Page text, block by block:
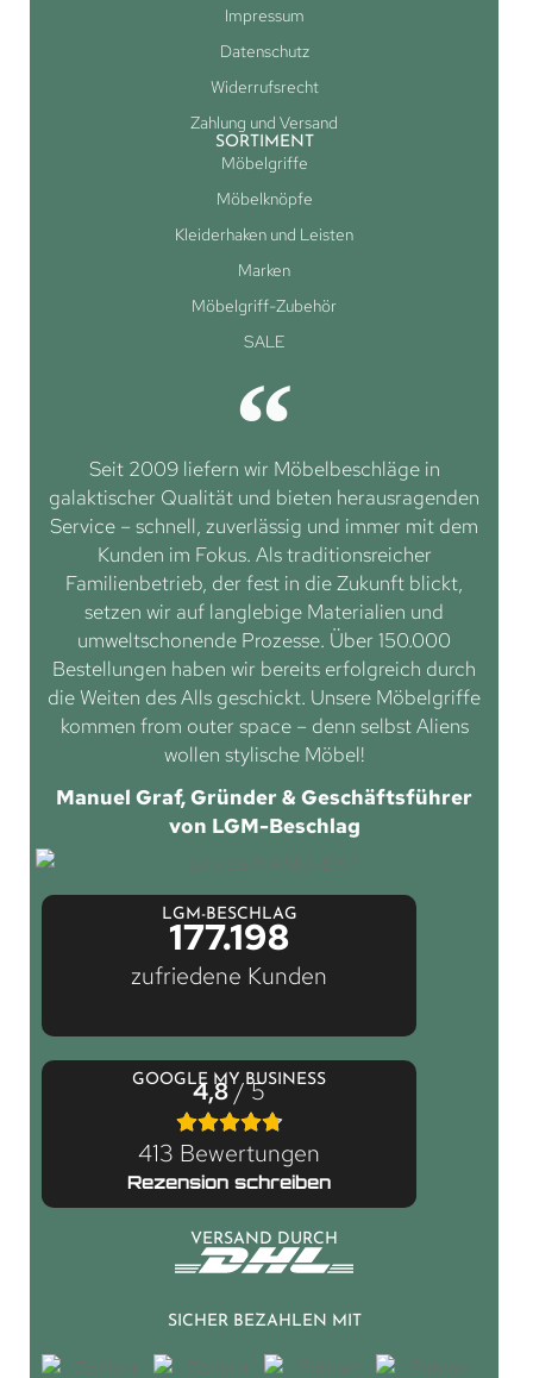
Impressum
Datenschutz
Widerrufsrecht
Zahlung und Versand
SORTIMENT
Möbelgriffe
Möbelknöpfe
Kleiderhaken und Leisten
Marken
Möbelgriff-Zubehör
SALE
Seit 2009 liefern wir Möbelbeschläge in
galaktischer Qualität und bieten herausragenden
Service – schnell, zuverlässig und immer mit dem
Kunden im Fokus. Als traditionsreicher
Familienbetrieb, der fest in die Zukunft blickt,
setzen wir auf langlebige Materialien und
umweltschonende Prozesse. Über 150.000
Bestellungen haben wir bereits erfolgreich durch
die Weiten des Alls geschickt. Unsere Möbelgriffe
kommen from outer space – denn selbst Aliens
wollen stylische Möbel!
Manuel Graf, Gründer & Geschäftsführer
von LGM-Beschlag
LGM-BESCHLAG
177.198
zufriedene Kunden
GOOGLE MY BUSINESS
4,8/ 5
413 Bewertungen
Rezension schreiben
VERSAND DURCH
SICHER BEZAHLEN MIT